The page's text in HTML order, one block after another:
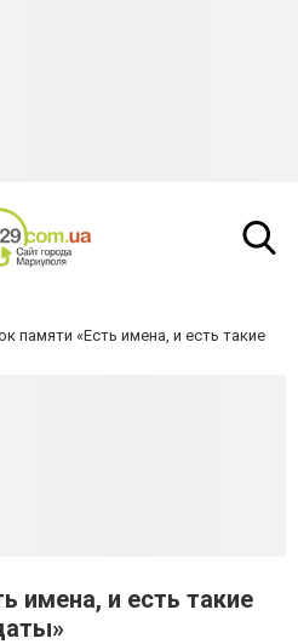
памяти «Есть имена, и есть такие
имена, и есть такие